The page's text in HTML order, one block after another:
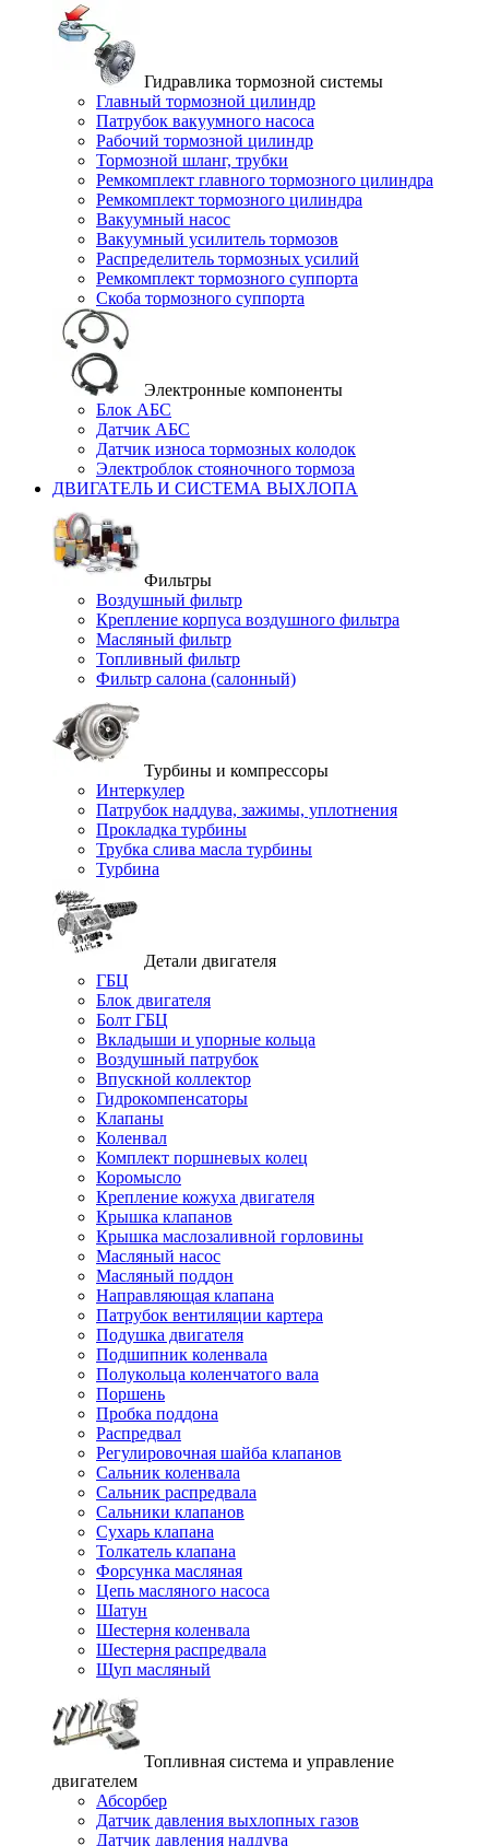
Гидравлика тормозной системы
Главный тормозной цилиндр
Патрубок вакуумного насоса
Рабочий тормозной цилиндр
Тормозной шланг, трубки
Ремкомплект главного тормозного цилиндра
Ремкомплект тормозного цилиндра
Вакуумный насос
Вакуумный усилитель тормозов
Распределитель тормозных усилий
Ремкомплект тормозного суппорта
Скоба тормозного суппорта
Электронные компоненты
Блок АБС
Датчик АБС
Датчик износа тормозных колодок
Электроблок стояночного тормоза
ДВИГАТЕЛЬ И СИСТЕМА ВЫХЛОПА
Фильтры
Воздушный фильтр
Крепление корпуса воздушного фильтра
Масляный фильтр
Топливный фильтр
Фильтр салона (салонный)
Турбины и компрессоры
Интеркулер
Патрубок наддува, зажимы, уплотнения
Прокладка турбины
Трубка слива масла турбины
Турбина
Детали двигателя
ГБЦ
Блок двигателя
Болт ГБЦ
Вкладыши и упорные кольца
Воздушный патрубок
Впускной коллектор
Гидрокомпенсаторы
Клапаны
Коленвал
Комплект поршневых колец
Коромысло
Крепление кожуха двигателя
Крышка клапанов
Крышка маслозаливной горловины
Масляный насос
Масляный поддон
Направляющая клапана
Патрубок вентиляции картера
Подушка двигателя
Подшипник коленвала
Полукольца коленчатого вала
Поршень
Пробка поддона
Распредвал
Регулировочная шайба клапанов
Сальник коленвала
Сальник распредвала
Сальники клапанов
Сухарь клапана
Толкатель клапана
Форсунка масляная
Цепь масляного насоса
Шатун
Шестерня коленвала
Шестерня распредвала
Щуп масляный
Топливная система и управление
двигателем
Абсорбер
Датчик давления выхлопных газов
Датчик давления наддува